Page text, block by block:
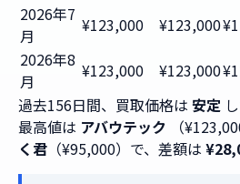
2026年7
月
¥123,000 ¥123,000
2026年8
月
¥123,000 ¥123,000
過去156日間、買取価格は 安定
最高値は アバウテック （
く君 （¥95,000）で、差額は